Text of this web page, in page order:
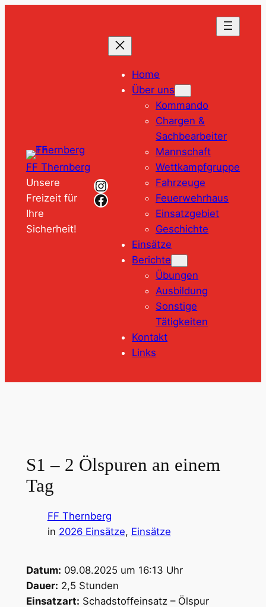
FF Thernberg
Unsere
Freizeit für
Ihre
Sicherheit!
Instagram
Facebook
Home
Über uns
Kommando
Chargen &
Sachbearbeiter
Mannschaft
Wettkampfgruppe
Fahrzeuge
Feuerwehrhaus
Einsatzgebiet
Geschichte
Einsätze
Berichte
Übungen
Ausbildung
Sonstige
Tätigkeiten
Kontakt
Links
S1 – 2 Ölspuren an einem
Tag
FF Thernberg
in 2026 Einsätze, Einsätze
Datum: 09.08.2025 um 16:13 Uhr
Dauer: 2,5 Stunden
Einsatzart: Schadstoffeinsatz – Ölspur